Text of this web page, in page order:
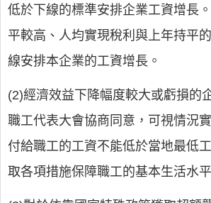
低於下線的標準安排企業工資增長
平較高、人均實現稅利與上年持平
線安排本企業的工資增長。
(2)經濟效益下降幅度較大或虧損的
職工代表大會協商同意，可視情況
付給職工的工資不能低於當地最低
取各項措施保障職工的基本生活水